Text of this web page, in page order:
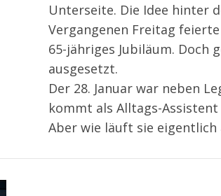
Unterseite. Die Idee hinter
Vergangenen Freitag
65-jähriges Jubiläum. Doch
ausgesetzt.
Der 28. Januar war neben
kommt als Alltags-
Aber wie läuft sie eigentlich